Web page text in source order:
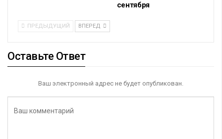
сентября
ПРЕДЫДУЩИЙ ВПЕРЕД
Оставьте Ответ
Ваш электронный адрес не будет опубликован.